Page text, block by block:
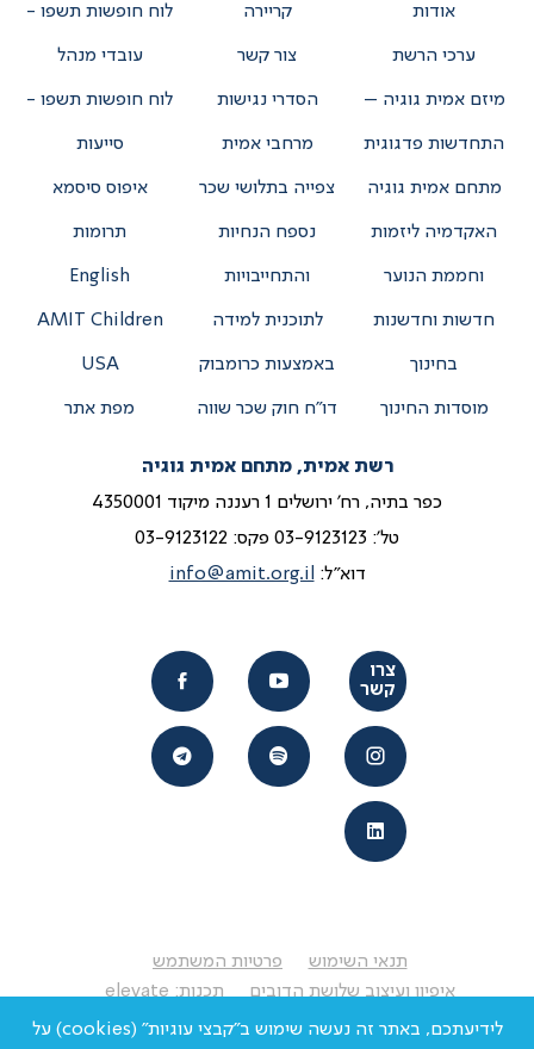
אודות
ערכי הרשת
מיזם אמית גוגיה –
התחדשות פדגוגית
מתחם אמית גוגיה
האקדמיה ליזמות
וחממת הנוער
חדשות וחדשנות
בחינוך
מוסדות החינוך
קריירה
צור קשר
הסדרי נגישות
מרחבי אמית
צפייה בתלושי שכר
נספח הנחיות
והתחייבויות
לתוכנית למידה
באמצעות כרומבוק
דו”ח חוק שכר שווה
לוח חופשות תשפו -
עובדי מנהל
לוח חופשות תשפו -
סייעות
איפוס סיסמא
תרומות
English
AMIT Children
USA
מפת אתר
רשת אמית, מתחם אמית גוגיה
כפר בתיה, רח' ירושלים 1 רעננה מיקוד 4350001
טל': 03-9123123 פקס: 03-9123122
דוא"ל:
info@amit.org.il
תנאי השימוש
פרטיות המשתמש
איפיון ועיצובשלושת הדובים תכנות:elevate
כל הזכויות שמורות לרשת אמית 2020
צרו
קשר
לידיעתכם, באתר זה נעשה שימוש ב"קבצי עוגיות" (cookies) על